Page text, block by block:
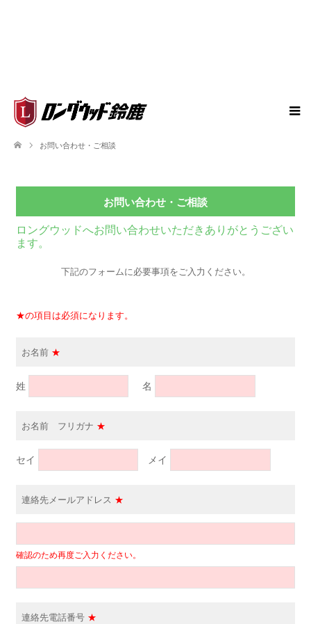
お問い合わせ・ご相談
お問い合わせ・ご相談
ロングウッドへお問い合わせいただきありがとうござい
ます。
下記のフォームに必要事項をご入力ください。
★の項目は必須になります。
お名前 ★
姓 名
お名前 フリガナ ★
セイ メイ
連絡先メールアドレス ★
確認のため再度ご入力ください。
連絡先電話番号 ★